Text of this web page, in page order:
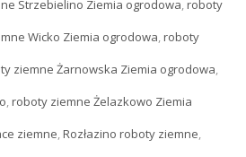
Strzebielino Ziemia ogrodowa,roboty
Wicko Ziemia ogrodowa,roboty
ziemne Żarnowska Ziemia ogrodowa,
,roboty ziemne Żelazkowo Ziemia
ziemne,Rozłazino roboty ziemne,